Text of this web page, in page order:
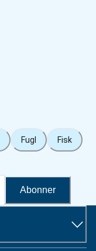
Fugl Fisk
Abonner